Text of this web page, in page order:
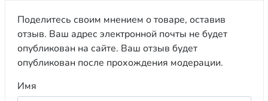
Поделитесь своим мнением о товаре, оставив
отзыв. Ваш адрес электронной почты не будет
опубликован на сайте. Ваш отзыв будет
опубликован после прохождения модерации.
Имя